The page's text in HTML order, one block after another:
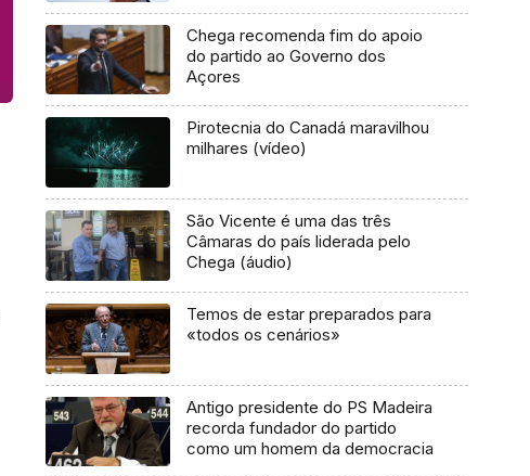
Chega recomenda fim do apoio
do partido ao Governo dos
Açores
Pirotecnia do Canadá maravilhou
milhares (vídeo)
São Vicente é uma das três
Câmaras do país liderada pelo
Chega (áudio)
Temos de estar preparados para
«todos os cenários»
Antigo presidente do PS Madeira
recorda fundador do partido
como um homem da democracia